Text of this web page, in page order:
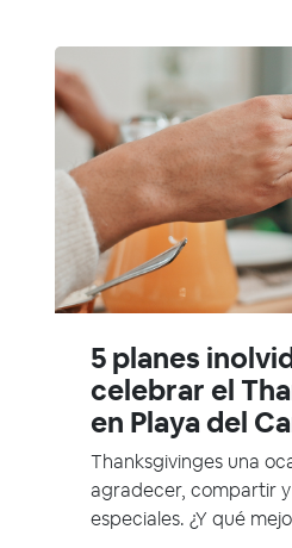
5 planes
celebrar el
en Playa del
Thanksgivinges una
agradecer, compartir
especiales. ¿Y qué